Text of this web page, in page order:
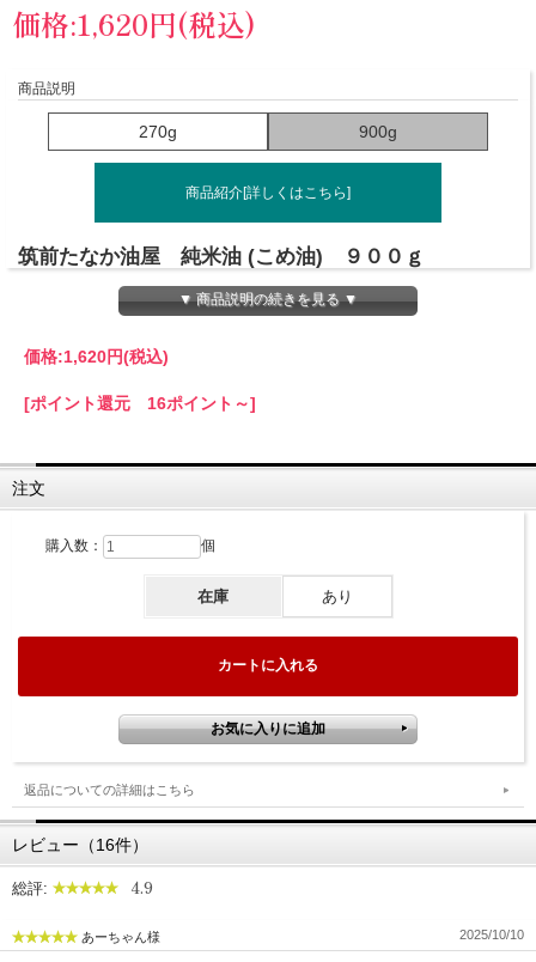
価格:1,620円(税込)
商品説明
270g 900g
商品紹介[詳しくはこちら]
筑前たなか油屋 純米油 (こめ油) ９００ｇ
方でとれた国産米ぬかのみを使用としています。
こめ油は、玄米から白米に生成する際に発生する米ぬかから作られる油
で、米ぬかに含まれる胚芽や種皮など栄養価の高い部分から抽出され
た、健康油としても注目されている食用油です。
油の匂いが気になる方にもおすすめ
▼ 商品説明の続きを見る ▼
価格:1,620円(税込)
[ポイント還元 16ポイント～]
注文
購入数： 個
在庫 あり
返品についての詳細はこちら
レビュー（16件）
総評: 4.9
あーちゃん様 2025/10/10